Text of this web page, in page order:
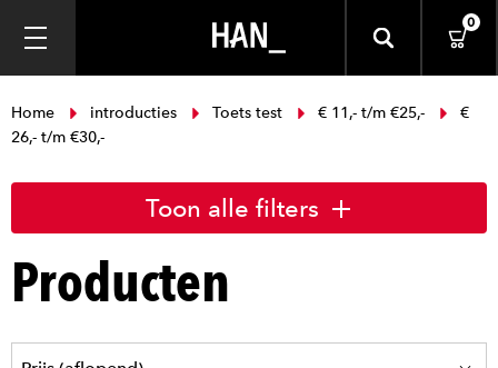
0
Home introducties Toets test € 11,- t/m €25,-
€
26,- t/m €30,-
Toon alle filters
Producten